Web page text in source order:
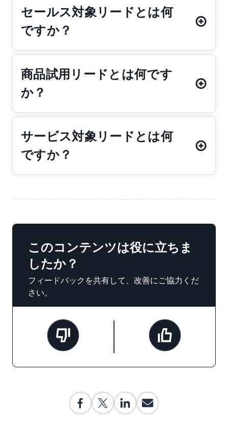
セールス対象リードとは何
ですか？
商品試用リードとは何です
か？
サービス対象リードとは何
ですか？
このコンテンツは役に立ちま
したか？
フィードバックを共有して、改善にご協力くだ
さい。